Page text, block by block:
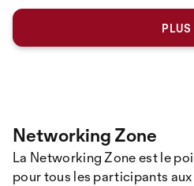
PLUS
Networking Zone
La Networking Zone est le
pour tous les participants